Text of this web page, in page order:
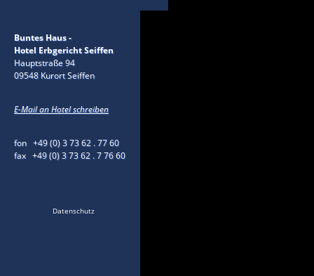
Buntes Haus -
Hotel Erbgericht Seiffen
Hauptstraße 94
09548 Kurort Seiffen
E-Mail an Hotel schreiben
fon +49 (0) 3 73 62 . 77 60
fax +49 (0) 3 73 62 . 7 76 60
Datenschutz